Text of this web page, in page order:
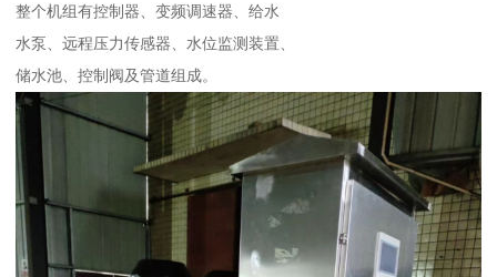
整个机组有控制器、变频调速器、给水
水泵、远程压力传感器、水位监测装置、
储水池、控制阀及管道组成。